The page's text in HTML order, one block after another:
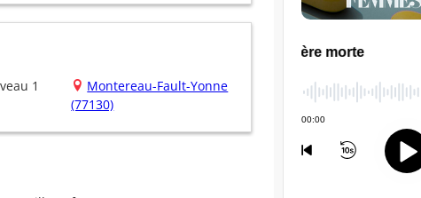
1
Montereau-Fault-Yonne
(77130)